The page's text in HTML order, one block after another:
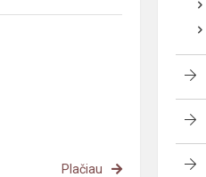
Plačiau